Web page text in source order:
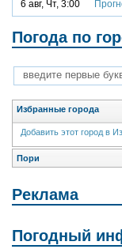
6 авг, Чт, 3:00
Погода по
Избранные города
Добавить этот город в
Пори
Реклама
Погодный